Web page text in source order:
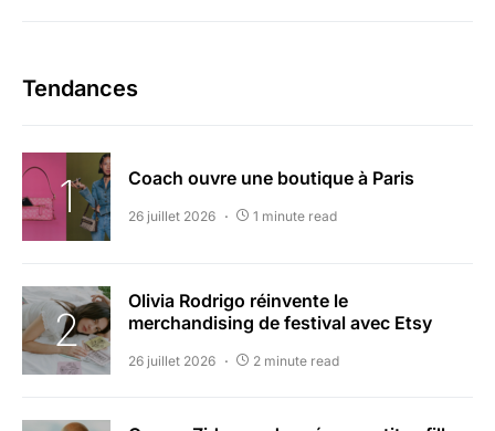
Tendances
Coach ouvre une boutique à Paris
26 juillet 2026 1 minute read
Olivia Rodrigo réinvente le
merchandising de festival avec Etsy
26 juillet 2026 2 minute read